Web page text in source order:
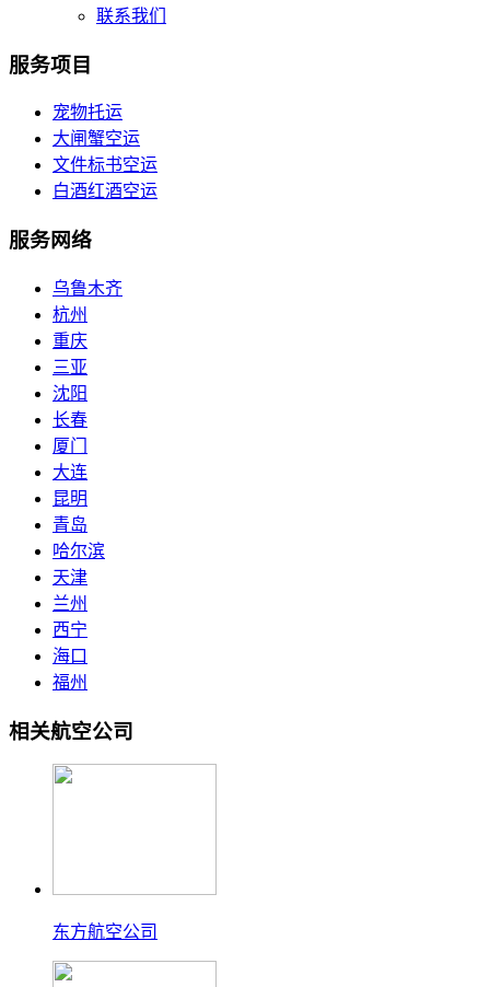
联系我们
服务项目
宠物托运
大闸蟹空运
文件标书空运
白酒红酒空运
服务网络
乌鲁木齐
杭州
重庆
三亚
沈阳
长春
厦门
大连
昆明
青岛
哈尔滨
天津
兰州
西宁
海口
福州
相关航空公司
东方航空公司